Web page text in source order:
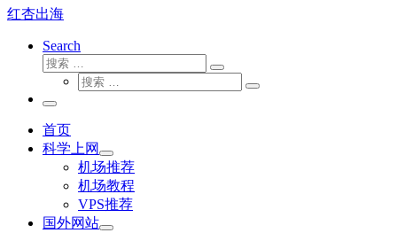
红杏出海
Search
搜
搜
索
搜
搜
主
菜
单
首页
科学上网
机场推荐
机场教程
VPS推荐
国外网站